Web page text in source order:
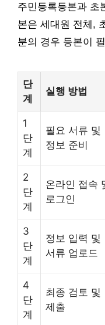
주민등록등본과 초
본은 세대원 전체,
분의 경우 등본이
단
계
실행 방법
1
단
계
필요 서류 및
정보 준비
2
단
계
온라인 접속
로그인
3
단
계
정보 입력 및
서류 업로드
4
단
계
최종 검토 및
제출